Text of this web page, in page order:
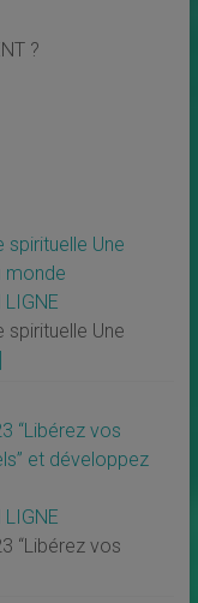
?
Une
monde
LIGNE
Une
“Libérez vos
et développez
LIGNE
“Libérez vos